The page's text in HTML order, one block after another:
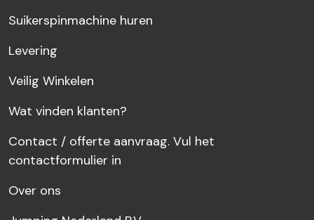
Suikerspinmachine huren
Levering
Veilig Winkelen
Wat vinden klanten?
Contact / offerte aanvraag. Vul het
contactformulier in
Over ons